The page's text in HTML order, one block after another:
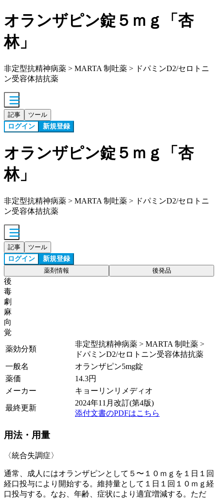
オランザピン錠５ｍｇ「杏
林」
非定型抗精神病薬 > MARTA 制吐薬 > ドパミンD2/セロトニ
ン受容体拮抗薬
記事 ツール
ログイン 新規登録
オランザピン錠５ｍｇ「杏
林」
非定型抗精神病薬 > MARTA 制吐薬 > ドパミンD2/セロトニ
ン受容体拮抗薬
記事 ツール
ログイン 新規登録
薬剤情報 後発品
後
毒
劇
麻
向
覚
薬効分類
非定型抗精神病薬 > MARTA 制吐薬 >
ドパミンD2/セロトニン受容体拮抗薬
一般名
オランザピン5mg錠
薬価
14.3円
メーカー
キョーリンリメディオ
最終更新
2024年11月改訂(第4版)
添付文書のPDFはこちら
用法・用量
〈統合失調症〉
通常、成人にはオランザピンとして５〜１０ｍｇを１日１回
経口投与により開始する。維持量として１日１回１０ｍｇ経
口投与する。なお、年齢、症状により適宜増減する。ただ